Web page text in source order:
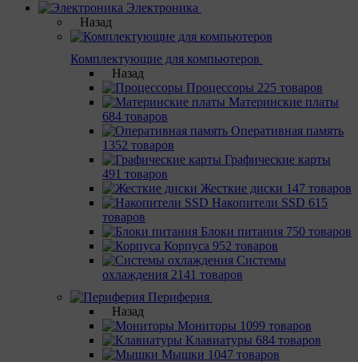
Электроника
Назад
Комплектующие для компьютеров
Назад
Процессоры 225 товаров
Материнcкие платы
684 товаров
Оперативная память
1352 товаров
Графические карты
491 товаров
Жесткие диски 147 товаров
Накопители SSD 615
товаров
Блоки питания 750 товаров
Корпуса 952 товаров
Системы
охлаждения 2141 товаров
Периферия
Назад
Мониторы 1099 товаров
Клавиатуры 684 товаров
Мышки 1047 товаров